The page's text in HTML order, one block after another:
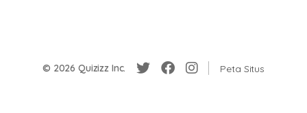
© 2026 Quizizz Inc. Peta Situs